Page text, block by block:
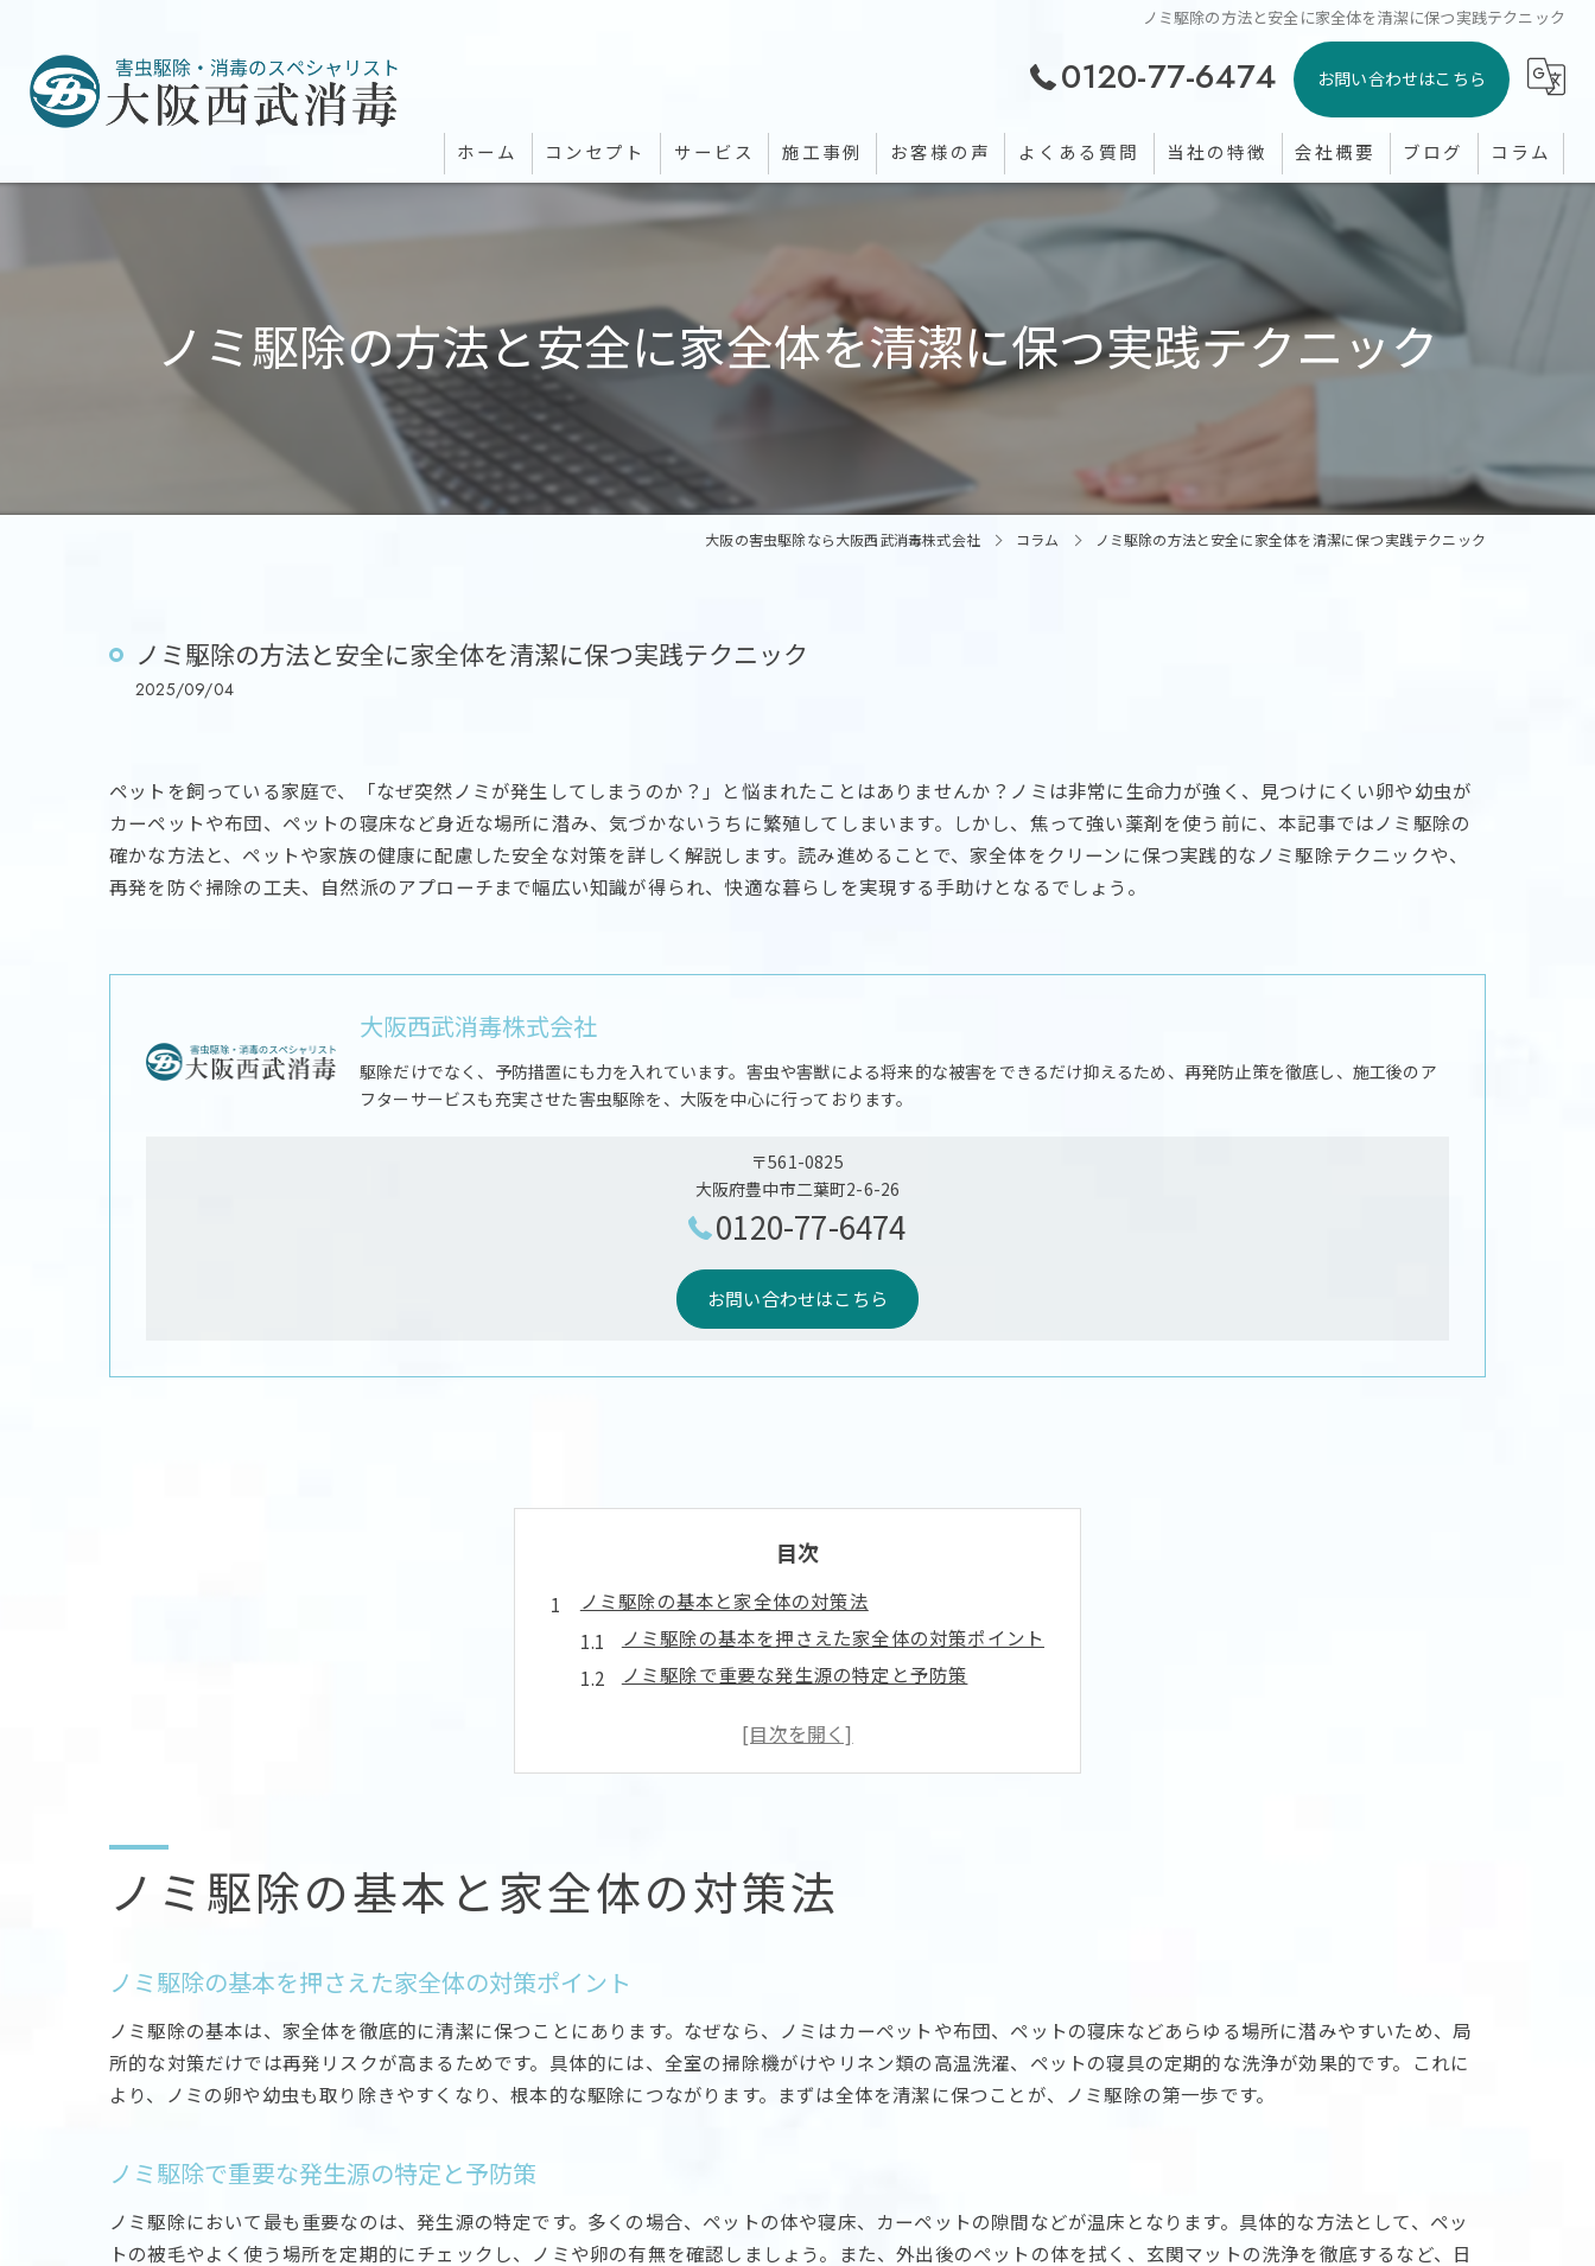
ノミ駆除の方法と安全に家全体を清潔に保つ実践テクニック
0120-77-6474 お問い合わせはこちら
ホーム コンセプト サービス 施工事例 お客様の声 よくある質問 当社の特徴
シロアリ
イタチ
会社概要 ブログ コラム
ノミ駆除の方法と安全に家全体を清潔に保つ実践テクニック
大阪の害虫駆除なら大阪西武消毒株式会社 コラム ノミ駆除の方法と安全に家全体を清潔に保つ実践テクニック
ノミ駆除の方法と安全に家全体を清潔に保つ実践テクニック
2025/09/04
ペットを飼っている家庭で、「なぜ突然ノミが発生してしまうのか？」と悩まれたことはありませんか？ノミは非常に生命力が強く、見つけにくい卵や幼虫が
カーペットや布団、ペットの寝床など身近な場所に潜み、気づかないうちに繁殖してしまいます。しかし、焦って強い薬剤を使う前に、本記事ではノミ駆除の
確かな方法と、ペットや家族の健康に配慮した安全な対策を詳しく解説します。読み進めることで、家全体をクリーンに保つ実践的なノミ駆除テクニックや、
再発を防ぐ掃除の工夫、自然派のアプローチまで幅広い知識が得られ、快適な暮らしを実現する手助けとなるでしょう。
大阪西武消毒株式会社
駆除だけでなく、予防措置にも力を入れています。害虫や害獣による将来的な被害をできるだけ抑えるため、再発防止策を徹底し、施工後のア
フターサービスも充実させた害虫駆除を、大阪を中心に行っております。
〒561-0825
大阪府豊中市二葉町2-6-26
0120-77-6474
お問い合わせはこちら
目次
ノミ駆除の基本と家全体の対策法
ノミ駆除の基本を押さえた家全体の対策ポイント
ノミ駆除で重要な発生源の特定と予防策
ノミ駆除で部屋ごとに工夫した対処法とは
ノミ駆除で安全性を重視した選び方のポイント
ノミ駆除と自然派対策を組み合わせるメリット
安全なノミ駆除で気をつけたい生活習慣の工夫
ノミ駆除を意識したカーペットや布団の対応法
ノミ駆除の基本と家全体の対策法
ノミ駆除の基本を押さえた家全体の対策ポイント
ノミ駆除の基本は、家全体を徹底的に清潔に保つことにあります。なぜなら、ノミはカーペットや布団、ペットの寝床などあらゆる場所に潜みやすいため、局
所的な対策だけでは再発リスクが高まるためです。具体的には、全室の掃除機がけやリネン類の高温洗濯、ペットの寝具の定期的な洗浄が効果的です。これに
より、ノミの卵や幼虫も取り除きやすくなり、根本的な駆除につながります。まずは全体を清潔に保つことが、ノミ駆除の第一歩です。
ノミ駆除で重要な発生源の特定と予防策
ノミ駆除において最も重要なのは、発生源の特定です。多くの場合、ペットの体や寝床、カーペットの隙間などが温床となります。具体的な方法として、ペッ
トの被毛やよく使う場所を定期的にチェックし、ノミや卵の有無を確認しましょう。また、外出後のペットの体を拭く、玄関マットの洗浄を徹底するなど、日